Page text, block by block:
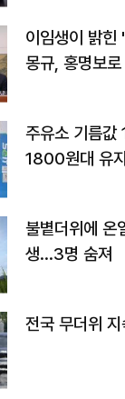
이임생이 밝
몽규, 홍명보
주유소 기름
1800원대 유지
불볕더위에
생…3명 숨져
전국 무더위